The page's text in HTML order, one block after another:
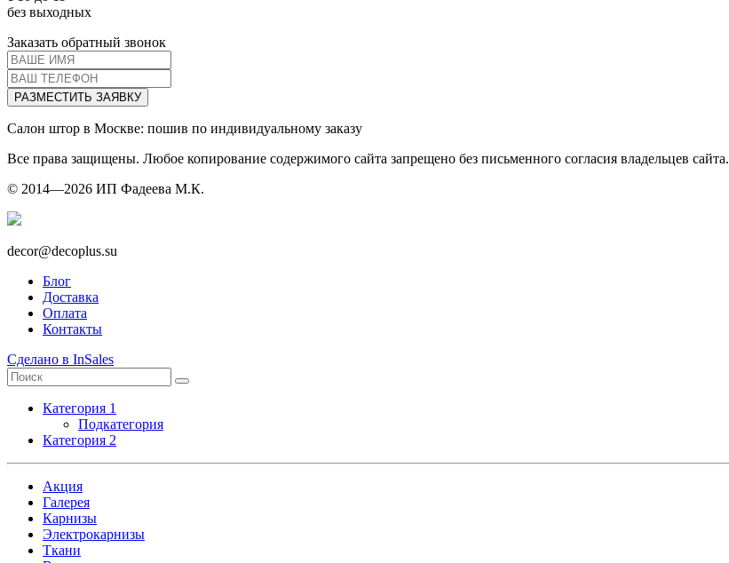
без выходных
Заказать обратный звонок
РАЗМЕСТИТЬ ЗАЯВКУ
Салон штор в Москве: пошив по индивидуальному заказу
Все права защищены. Любое копирование содержимого сайта запрещено без письменного согласия владельцев сайта.
© 2014—2026 ИП Фадеева М.К.
decor@decoplus.su
Блог
Доставка
Оплата
Контакты
Сделано в InSales
Категория 1
Подкатегория
Категория 2
Акция
Галерея
Карнизы
Электрокарнизы
Ткани